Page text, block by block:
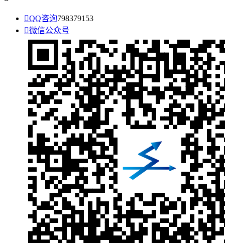
QQ咨询798379153
微信公众号